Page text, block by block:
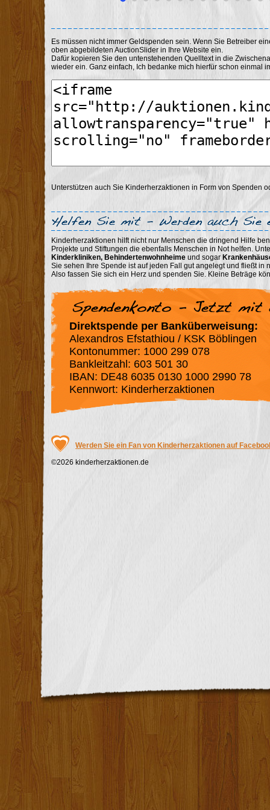
Es müssen nicht immer Geldspenden sein. Wenn Sie Betreiber
oben abgebildeten AuctionSlider in Ihre Website ein.
Dafür kopieren Sie den untenstehenden Quelltext in die
wieder ein. Ganz einfach, Ich bedanke mich hierfür schon einmal
Unterstützen auch Sie Kinderherzaktionen in Form von Spenden
Kinderherzaktionen hilft nicht nur Menschen die dringend Hilfe
Projekte und Stiftungen die ebenfalls Menschen in Not helfen.
Kinderkliniken, Behindertenwohnheime und sogar
Sie sehen Ihre Spende ist auf jeden Fall gut angelegt und fließt in
Also fassen Sie sich ein Herz und spenden Sie. Kleine Beträge
Direktspende per Banküberweisung:
Alexandros Efstathiou / KSK Böblingen
Kontonummer: 1000 299 078
Bankleitzahl: 603 501 30
IBAN: DE48 6035 0130 1000 2990 78
Kennwort: Kinderherzaktionen
Werden Sie ein Fan von Kinderherzaktionen auf
©2026 kinderherzaktionen.de